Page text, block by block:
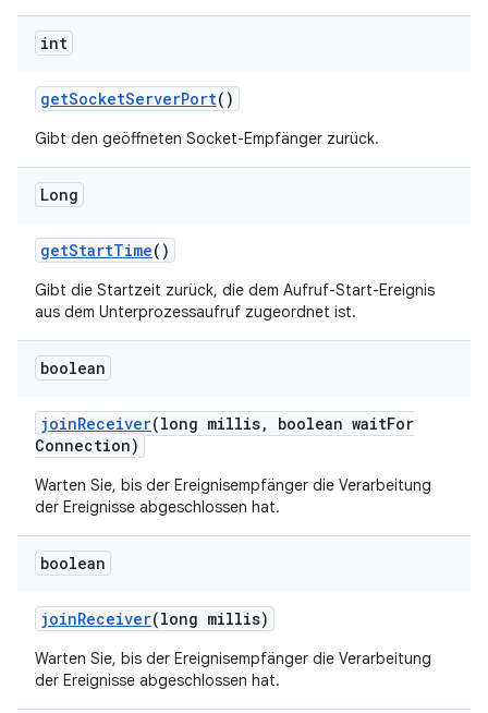
int
getSocketServerPort()
Gibt den geöffneten Socket-Empfänger zurück.
Long
getStartTime()
Gibt die Startzeit zurück, die dem Aufruf-Start-Ereignis
aus dem Unterprozessaufruf zugeordnet ist.
boolean
joinReceiver(long millis, boolean waitFor
Connection)
Warten Sie, bis der Ereignisempfänger die Verarbeitung
der Ereignisse abgeschlossen hat.
boolean
joinReceiver(long millis)
Warten Sie, bis der Ereignisempfänger die Verarbeitung
der Ereignisse abgeschlossen hat.